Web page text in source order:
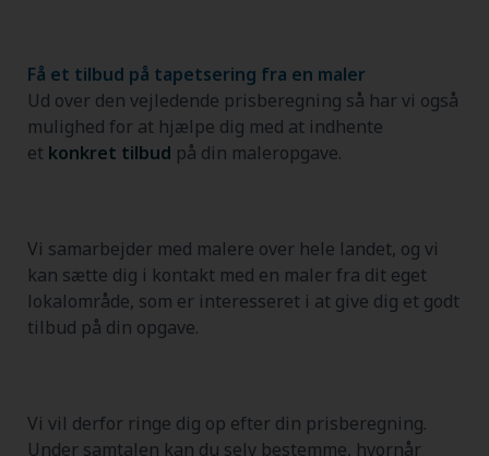
Få et tilbud på tapetsering fra en maler
Ud over den vejledende prisberegning så har vi også
mulighed for at hjælpe dig med at indhente
et konkret tilbud på din maleropgave.
Vi samarbejder med malere over hele landet, og vi
kan sætte dig i kontakt med en maler fra dit eget
lokalområde, som er interesseret i at give dig et godt
tilbud på din opgave.
Vi vil derfor ringe dig op efter din prisberegning.
Under samtalen kan du selv bestemme, hvornår